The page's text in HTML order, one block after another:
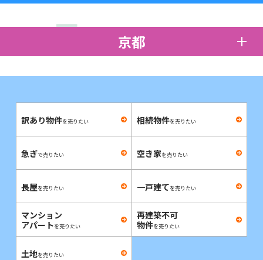
京都
訳あり物件を売りたい 相続物件を売りたい
急ぎで売りたい 空き家を売りたい
長屋を売りたい 一戸建てを売りたい
マンション
アパートを売りたい
再建築不可
物件を売りたい
土地を売りたい